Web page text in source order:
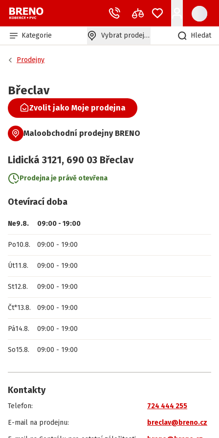
Kategorie Vybrat prodejnu Hledat
Prodejny
Břeclav
Zvolit jako Moje prodejna
Maloobchodní prodejny BRENO
Lidická 3121, 690 03 Břeclav
Prodejna je právě otevřena
Otevírací doba
Ne9.8. 09:00 - 19:00
Po10.8. 09:00 - 19:00
Út11.8. 09:00 - 19:00
St12.8. 09:00 - 19:00
Čt*13.8. 09:00 - 19:00
Pá14.8. 09:00 - 19:00
So15.8. 09:00 - 19:00
Kontakty
Telefon:
724 444 255
E-mail na prodejnu:
breclav@breno.cz